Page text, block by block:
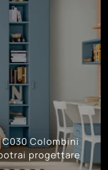
Colombini
progettare